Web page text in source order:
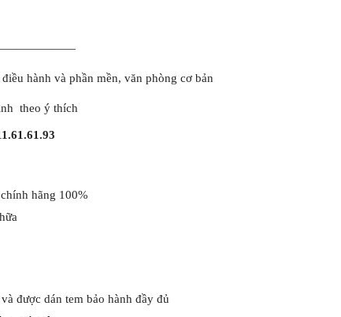
hành và phần mền, văn phòng cơ bản
theo ý thích
hãng 100%
được dán tem bảo hành đầy đủ